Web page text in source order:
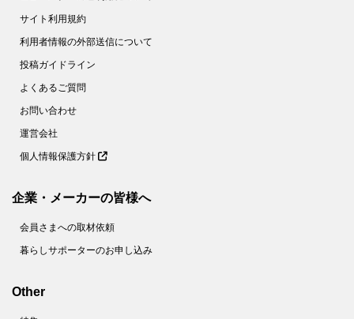
サイト利用規約
利用者情報の外部送信について
投稿ガイドライン
よくあるご質問
お問い合わせ
運営会社
個人情報保護方針
企業・メーカーの皆様へ
会員さまへの取材依頼
暮らしサポーターのお申し込み
Other